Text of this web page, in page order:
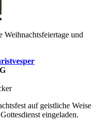
Weihnachtsfeiertage und
auf geistliche Weise
eingeladen.